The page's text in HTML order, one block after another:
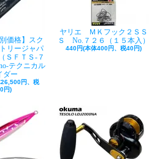
価格】スク
リージャパ
ＳＦＴＳ-７
テクニカル
ダー
円、税
円)
ヤリエ ＭＫフック２ＳＳ
Ｓ No.７２６（１５本入）
440円(本体400円、税40円)